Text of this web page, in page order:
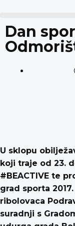
Dan
U sklopu
koji traje od 23.
#BEACTIVE te
grad sporta
ribolovaca
suradnji s